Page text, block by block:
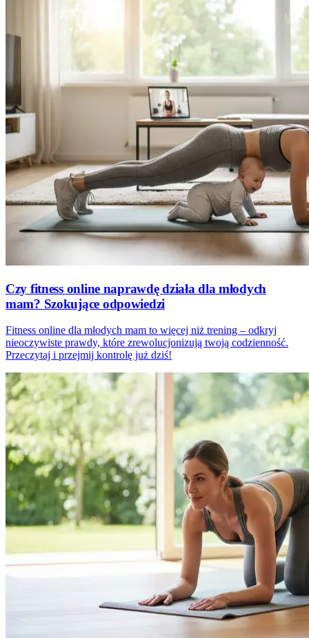
Czy fitness online naprawdę działa dla młodych
mam? Szokujące odpowiedzi
Fitness online dla młodych mam to więcej niż trening – odkryj
nieoczywiste prawdy, które zrewolucjonizują twoją codzienność.
Przeczytaj i przejmij kontrolę już dziś!